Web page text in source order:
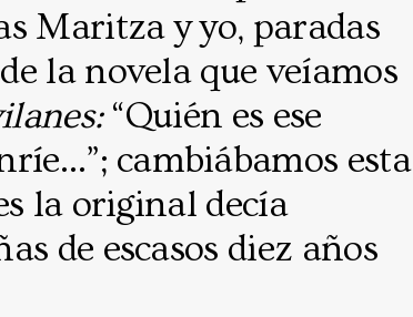
Maritza y yo, paradas
la novela que veíamos
“Quién es ese
cambiábamos esta
la original decía
de escasos diez años